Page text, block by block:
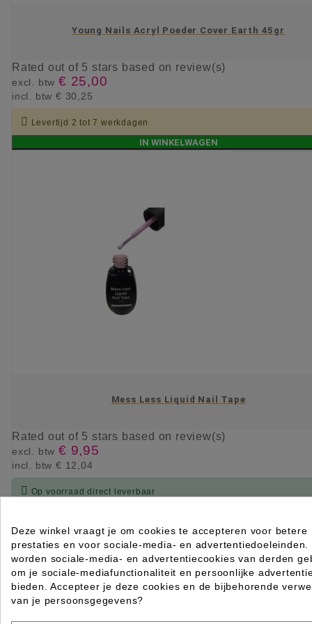
Young Nails Acryl Poeder Cover Earth 45gr
Rated out of 5 stars based on review(s)
excl. btw € 25,00
incl. btw € 30,25
 Levertijd 2 tot 7 werkdagen
IN WINKELWAGEN
Mess Less Liquid Nail Tape
Rated out of 5 stars based on review(s)
excl. btw € 9,95
incl. btw € 12,04
 Op voorraad direct leverbaar
Deze winkel vraagt je om cookies te accepteren voor betere
prestaties en voor sociale-media- en advertentiedoeleinden.
worden sociale-media- en advertentiecookies van derden
om je sociale-mediafunctionaliteit en persoonlijke
bieden. Accepteer je deze cookies en de bijbehorende
van je persoonsgegevens?